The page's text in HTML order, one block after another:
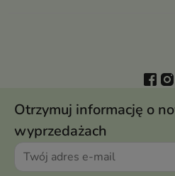
Otrzymuj informację o
wyprzedażach